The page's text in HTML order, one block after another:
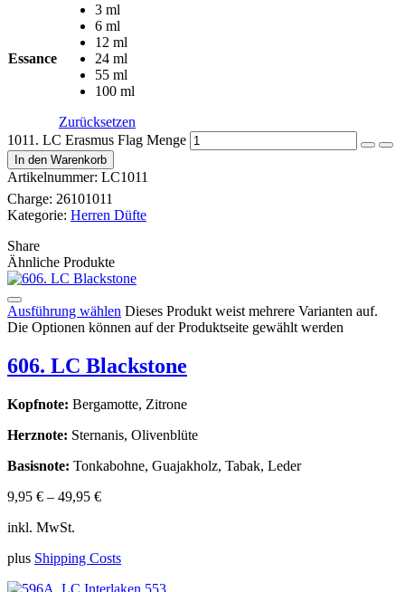
Essance
3 ml
6 ml
12 ml
24 ml
55 ml
100 ml
Zurücksetzen
1011. LC Erasmus Flag Menge
In den Warenkorb
Artikelnummer: LC1011
Charge: 26101011
Kategorie: Herren Düfte
Share
Ähnliche Produkte
Ausführung wählen Dieses Produkt weist mehrere Varianten auf.
Die Optionen können auf der Produktseite gewählt werden
606. LC Blackstone
Kopfnote: Bergamotte, Zitrone
Herznote: Sternanis, Olivenblüte
Basisnote: Tonkabohne, Guajakholz, Tabak, Leder
9,95 € – 49,95 €
inkl. MwSt.
plus Shipping Costs